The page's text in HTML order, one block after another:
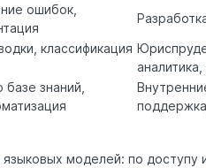
ошибок,
классификация
знаний,
моделей: по